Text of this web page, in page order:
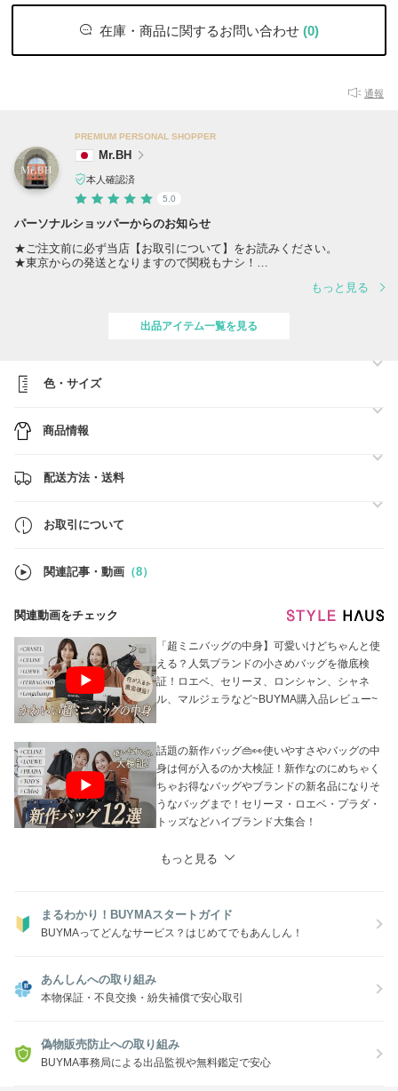
在庫・商品に関するお問い合わせ (0)
通報
PREMIUM PERSONAL SHOPPER
Mr.BH
本人確認済
5.0
パーソナルショッパーからのお知らせ
★ご注文前に必ず当店【お取引について】をお読みください。
★東京からの発送となりますので関税もナシ！
※他モールでも出品しております為、欠品の場合がございます。ご注文
★ラッピング承ります★
https://www.buyma.com/buyer/705618/post/534320.html#buyermenu_wrap
★営業時間： 10:00-16:00 (土日、祝祭日除く)
もっと見る
出品アイテム一覧を見る
色・サイズ
商品情報
配送方法・送料
お取引について
関連記事・動画 （8）
関連動画をチェック
「超ミニバッグの中身】可愛いけどちゃんと使
える？人気ブランドの小さめバッグを徹底検
証！ロエベ、セリーヌ、ロンシャン、シャネ
ル、マルジェラなど~BUYMA購入品レビュー~
話題の新作バッグ👜👀使いやすさやバッグの中
身は何が入るのか大検証！新作なのにめちゃく
ちゃお得なバッグやブランドの新名品になりそ
うなバッグまで！セリーヌ・ロエベ・プラダ・
トッズなどハイブランド大集合！
もっと見る
まるわかり！BUYMAスタートガイド
BUYMAってどんなサービス？はじめてでもあんしん！
あんしんへの取り組み
本物保証・不良交換・紛失補償で安心取引
偽物販売防止への取り組み
BUYMA事務局による出品監視や無料鑑定で安心